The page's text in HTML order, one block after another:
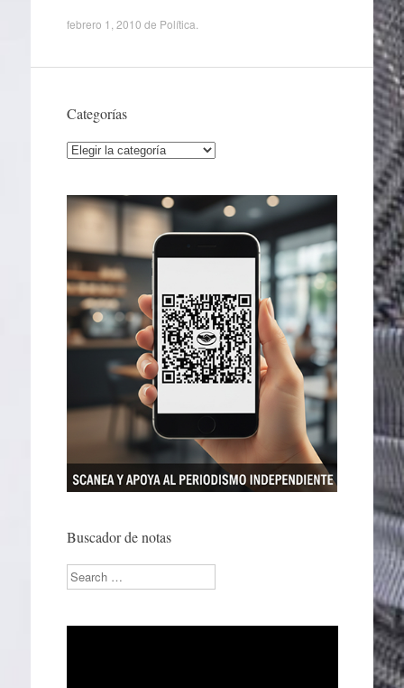
febrero 1, 2010 de Política
Categorías
Categorías
Buscador de notas
Search